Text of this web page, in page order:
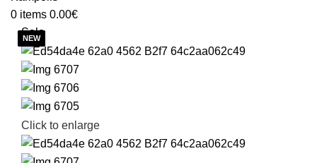
0 items 0.00€
Sale
Click to enlarge